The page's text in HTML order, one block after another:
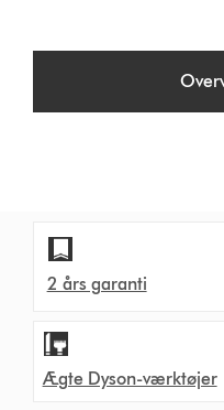
2 års garanti
Ægte Dyson-værktøjer